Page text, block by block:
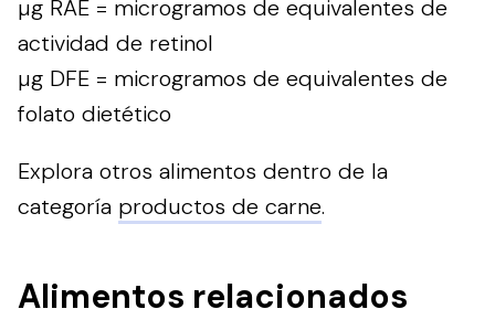
µg RAE = microgramos de equivalentes de
actividad de retinol
µg DFE = microgramos de equivalentes de
folato dietético
Explora otros alimentos dentro de la
categoría productos de carne.
Alimentos relacionados